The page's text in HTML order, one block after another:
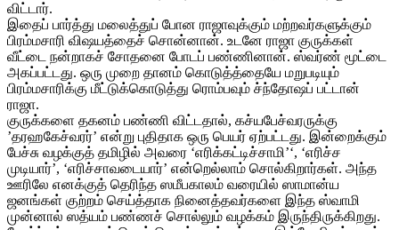
விட்டார்.
இதைப் பார்த்து மலைத்துப் போன ராஜாவுக்கும் மற்றவர்களுக்கும்
பிரம்மசாரி விஷயத்தைச் சொன்னான். உடனே ராஜா குருக்கள்
வீட்டை நன்றாகச் சோதனை போடப் பண்ணினான். ஸ்வர்ண் மூட்டை
அகப்பட்டது. ஒரு முறை தானம் கொடுத்த்தையே மறுபடியும்
பிரம்மசாரிக்கு மீட்டுக்கொடுத்து ரொம்பவும் ச்ந்தோஷப் பட்டான்
ராஜா.
குருக்களை தகனம் பண்ணி விட்டதால், கச்யபேச்வரருக்கு
’தரஹகேச்வரர்’ என்று புதிதாக ஒரு பெயர் ஏற்பட்டது. இன்றைக்கும்
பேச்சு வழக்குத் தமிழில் அவரை ‘எரிக்கட்டிச்சாமி’‘, ‘எரிச்ச
முடியார்’, ‘எரிச்சாவடையார்’ என்றெல்லாம் சொல்கிறார்கள். அந்த
ஊரிலே எனக்குத் தெரிந்த ஸமீபகாலம் வரையில் ஸாமான்ய
ஜனங்கள் குற்றம் செய்த்தாக நினைத்தவர்களை இந்த ஸ்வாமி
முன்னால் ஸத்யம் பண்ணச் சொல்லும் வழக்கம் இருந்திருக்கிறது.